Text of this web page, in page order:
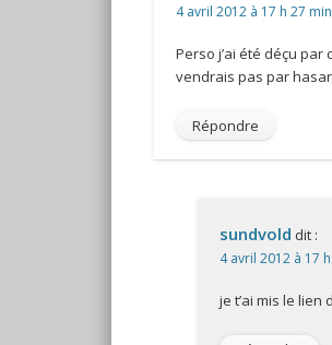
4 avril 2012 à 17 h 27 min
Perso j’ai été déçu par
vendrais pas par
Répondre
sundvold dit :
4 avril 2012 à 17
je t’ai mis le lien